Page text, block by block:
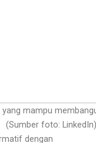
mampu
(Sumber foto:
dengan